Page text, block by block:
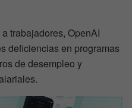
trabajadores, OpenAI
deficiencias en programas
de desempleo y